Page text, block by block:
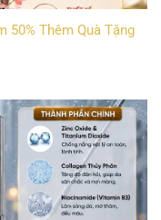
50% Thêm Quà Tặng